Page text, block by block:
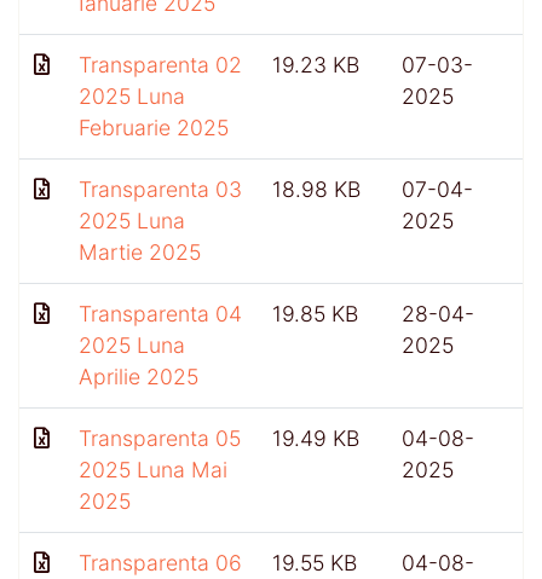
Transparenta 02
2025 Luna
Februarie 2025
19.23 KB
07-03-
2025
Transparenta 03
2025 Luna
Martie 2025
18.98 KB
07-04-
2025
Transparenta 04
2025 Luna
Aprilie 2025
19.85 KB
28-04-
2025
Transparenta 05
2025 Luna Mai
2025
19.49 KB
04-08-
2025
Transparenta 06
19.55 KB
04-08-